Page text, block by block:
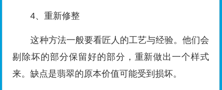
4、重新修整
这种方法一般要看匠人的工艺与经验。他们会
剔除坏的部分保留好的部分，重新做出一个样式
来。缺点是翡翠的原本价值可能受到损坏。